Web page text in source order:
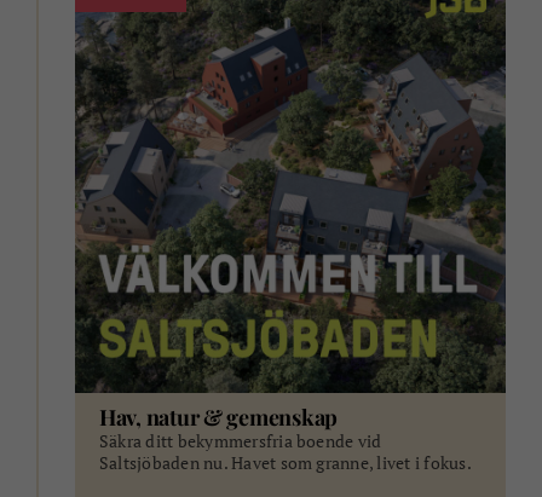
Hav, natur & gemenskap
Säkra ditt bekymmersfria boende vid
Saltsjöbaden nu. Havet som granne, livet i fokus.